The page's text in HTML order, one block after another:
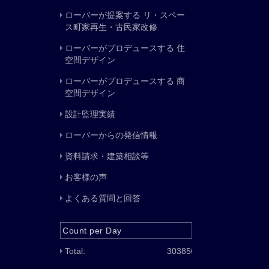
ローバーが提案する リ・スペー
ス町家再生・古民家改修
ローバーがプロデュースする 住
空間デザイン
ローバーがプロデュースする 商
空間デザイン
設計監理実績
ローバーからの発信情報
資料請求・建築相談等
お客様の声
よくある質問と回答
Count per Day
303856
Total: